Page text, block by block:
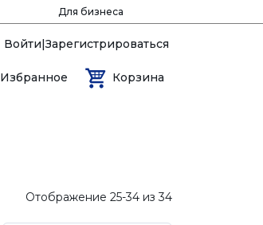
Для бизнеса
Войти|Зарегистрироваться
Избранное Корзина
Отображение 25-34 из 34